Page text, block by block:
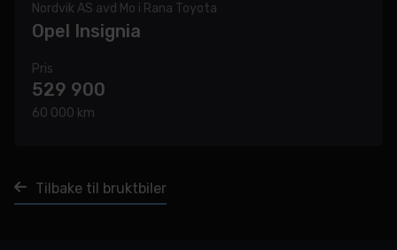
Nordvik AS avd Mo i Rana Toyota
Opel Insignia
Pris
529 900
60 000 km
Tilbake til bruktbiler